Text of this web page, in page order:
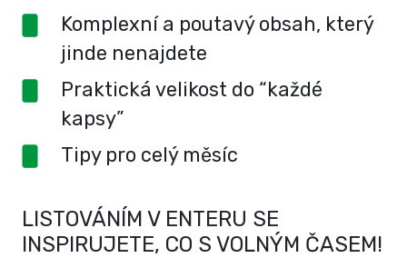
Komplexní a poutavý obsah, který
jinde nenajdete
Praktická velikost do “každé
kapsy”
Tipy pro celý měsíc
LISTOVÁNÍM V ENTERU SE
INSPIRUJETE, CO S VOLNÝM ČASEM!